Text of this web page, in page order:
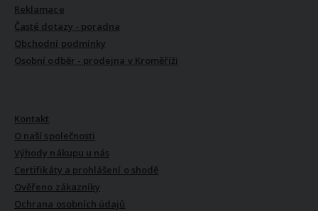
Reklamace
Časté dotazy - poradna
Obchodní podmínky
Osobní odběr - prodejna v Kroměříži
Kontakt
O naší společnosti
Výhody nákupu u nás
Certifikáty a prohlášení o shodě
Ověřeno zákazníky
Ochrana osobních údajů